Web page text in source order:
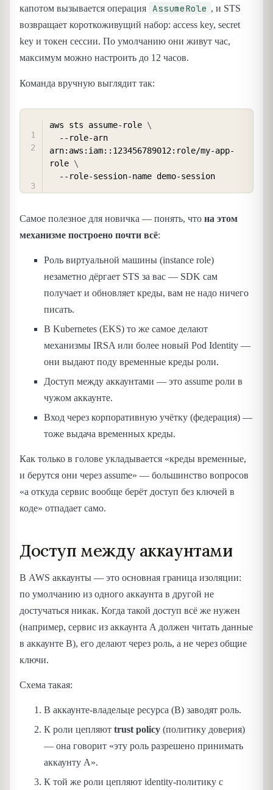
капотом вызывается операция AssumeRole , и STS
возвращает короткоживущий набор: access key, secret
key и токен сессии. По умолчанию они живут час,
максимум можно настроить до 12 часов.
Команда вручную выглядит так:
aws sts assume-role \
arn:aws:iam::123456789012:role/my-app-
role \
Самое полезное для новичка — понять, что на этом
механизме построено почти всё:
Роль виртуальной машины (instance role)
незаметно дёргает STS за вас — SDK сам
получает и обновляет креды, вам не надо ничего
писать.
В Kubernetes (EKS) то же самое делают
механизмы IRSA или более новый Pod Identity —
они выдают поду временные креды роли.
Доступ между аккаунтами — это assume роли в
чужом аккаунте.
Вход через корпоративную учётку (федерация) —
тоже выдача временных креды.
Как только в голове укладывается «креды временные,
и берутся они через assume» — большинство вопросов
«а откуда сервис вообще берёт доступ без ключей в
коде» отпадает само.
Доступ между аккаунтами
В AWS аккаунты — это основная граница изоляции:
по умолчанию из одного аккаунта в другой не
достучаться никак. Когда такой доступ всё же нужен
(например, сервис из аккаунта A должен читать данные
в аккаунте B), его делают через роль, а не через общие
ключи.
Схема такая:
В аккаунте-владельце ресурса (B) заводят роль.
К роли цепляют trust policy (политику доверия)
— она говорит «эту роль разрешено принимать
аккаунту A».
К той же роли цепляют identity-политику с